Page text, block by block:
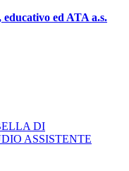
ed ATA a.s.
DI
ASSISTENTE